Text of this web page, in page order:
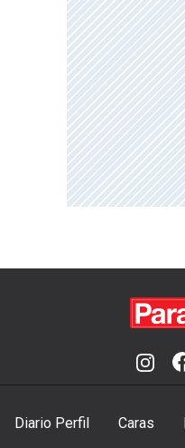
Diario Perfil Caras